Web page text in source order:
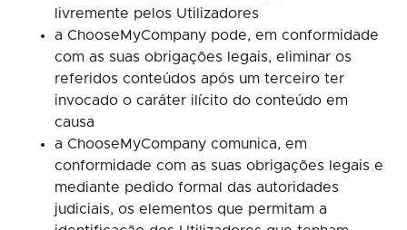
livremente pelos Utilizadores
a ChooseMyCompany pode, em conformidade
com as suas obrigações legais, eliminar os
referidos conteúdos após um terceiro ter
invocado o caráter ilícito do conteúdo em
causa
a ChooseMyCompany comunica, em
conformidade com as suas obrigações legais e
mediante pedido formal das autoridades
judiciais, os elementos que permitam a